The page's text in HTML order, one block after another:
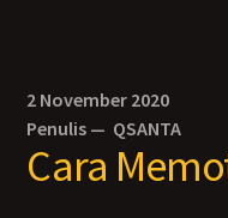
2 November 2020
Penulis — QSANTA
Cara